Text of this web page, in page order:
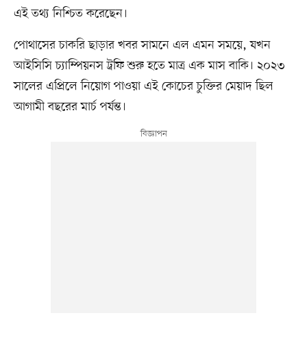
এই তথ্য নিশ্চিত করেছেন।
পোথাসের চাকরি ছাড়ার খবর সামনে এল এমন সময়ে, যখন
আইসিসি চ্যাম্পিয়নস ট্রফি শুরু হতে মাত্র এক মাস বাকি। ২০২৩
সালের এপ্রিলে নিয়োগ পাওয়া এই কোচের চুক্তির মেয়াদ ছিল
আগামী বছরের মার্চ পর্যন্ত।